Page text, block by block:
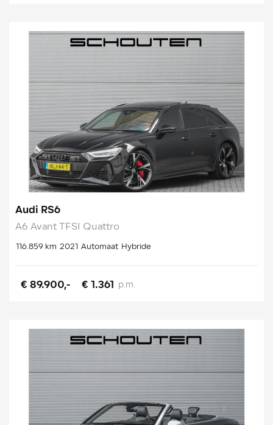
Audi RS6
A6 Avant TFSI Quattro
116.859 km 2021 Automaat Hybride
€ 89.900,- € 1.361 p.m.